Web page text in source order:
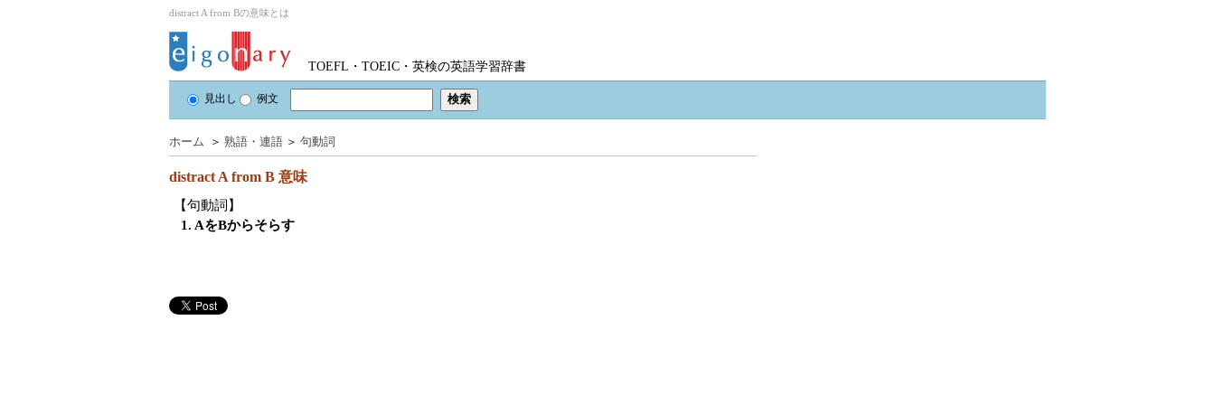
distract A from Bの意味とは
TOEFL・TOEIC・英検の英語学習辞書
見出し 例文
ホーム ＞ 熟語・連語 ＞ 句動詞
distract A from B 意味
【句動詞】
1. AをBからそらす